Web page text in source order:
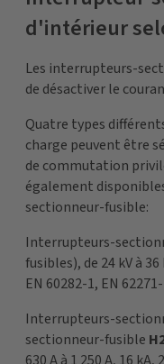
d'intérieur
Les interrupteurs-
de désactiver le
Quatre types
charge peuvent être
de commutation
également
sectionneur-fusible:
Interrupteurs-
fusibles), de 24 kV à 36
EN 60282-1, EN
Interrupteurs-
sectionneur-fusible